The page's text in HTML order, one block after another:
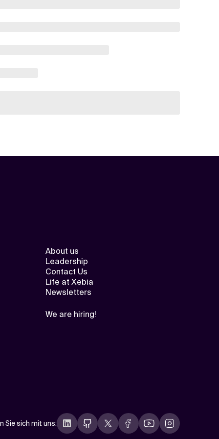
About us
Leadership
Contact Us
Life at Xebia
Newsletters
We are hiring!
Sie sich mit uns: